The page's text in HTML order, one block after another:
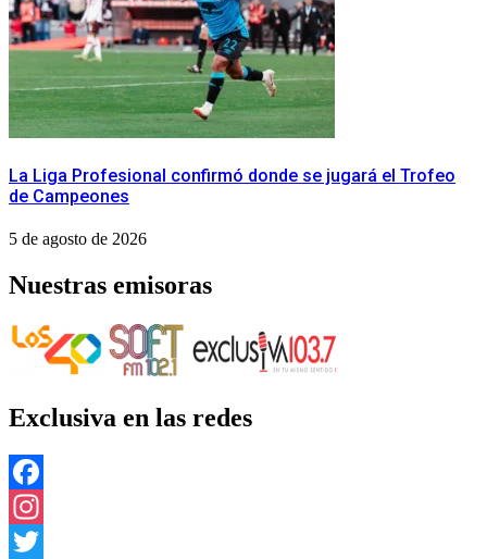
La Liga Profesional confirmó donde se jugará el Trofeo
de Campeones
5 de agosto de 2026
Nuestras emisoras
Exclusiva en las redes
Facebook
Instagram